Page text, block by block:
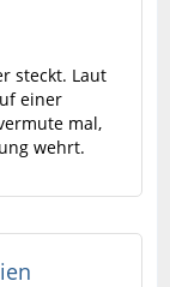
steckt. Laut
einer
mal,
wehrt.